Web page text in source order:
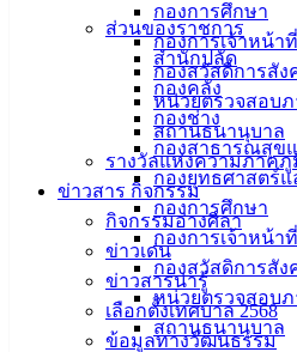
กองการศึกษา
กองการเจ้าหน้าที่
กองสวัสดิการสัง
หน่วยตรวจสอบภ
สถานธนานุบาล
รางวัลแห่งความภาคภู
ข่าวสาร กิจกรรม
กิจกรรมอ่างศิลา
ข่าวเด่น
ข่าวสารน่ารู้
เลือกตั้งเทศบาล 2568
ข้อมูลทางวัฒนธรรม
ส่วนของราชการ
สำนักปลัด
กองคลัง
กองช่าง
กองสาธารณสุข
กองยุทธศาสตร์
กองการศึกษา
กองการเจ้าหน้าที่
กองสวัสดิการสัง
หน่วยตรวจสอบภ
สถานธนานุบาล
เมืองอ่าง
สำนักงาน
เทศบาลเมือง
อ่างศิลา 90/338
ม.3 ต.เสม็ด
อ.เมือง จ.ชลบุรี